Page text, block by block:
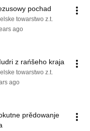
pochad
towarstwo z.t.
ago
z rańšeho kraja
towarstwo z.t.
ago
prědowanje